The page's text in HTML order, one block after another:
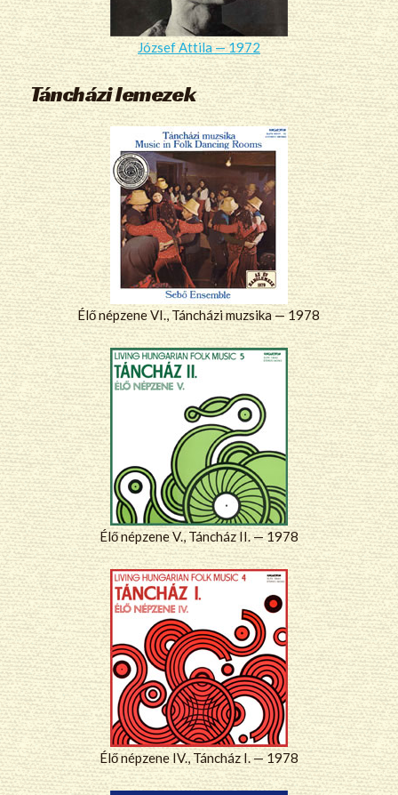
József Attila — 1972
Táncházi lemezek
Élő népzene VI., Táncházi muzsika — 1978
Élő népzene V., Táncház II. — 1978
Élő népzene IV., Táncház I. — 1978